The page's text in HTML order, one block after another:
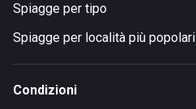
Spiagge per tipo
Spiagge per località più popolari
Condizioni